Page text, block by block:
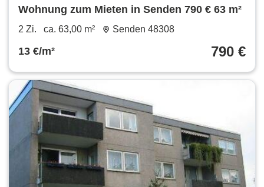
Wohnung zum Mieten in Senden 790 € 63 m²
2 Zi. ca. 63,00 m² Senden 48308
13 €/m² 790 €